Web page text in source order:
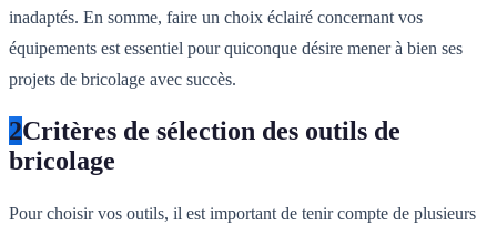
inadaptés. En somme, faire un choix éclairé concernant vos
équipements est essentiel pour quiconque désire mener à bien ses
projets de bricolage avec succès.
2Critères de sélection des outils de
bricolage
Pour choisir vos outils, il est important de tenir compte de plusieurs